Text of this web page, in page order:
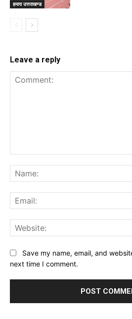
हमारा उत्तराखण्ड
Leave a reply
Save my name, email, and
next time I comment.